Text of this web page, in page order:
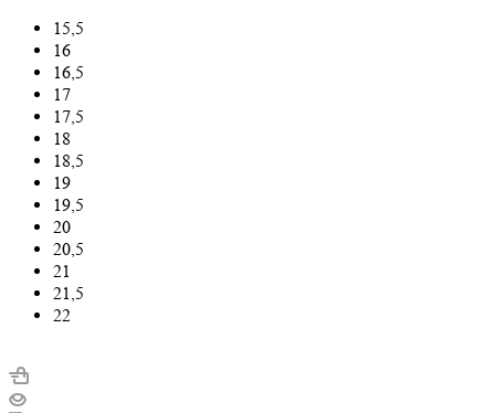
15,5
16
16,5
17
17,5
18
18,5
19
19,5
20
20,5
21
21,5
22